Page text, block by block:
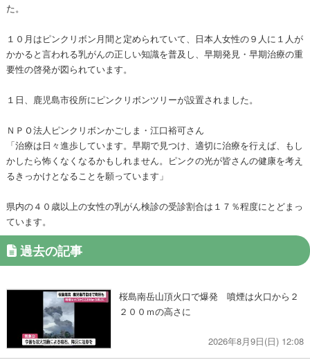
た。
１０月はピンクリボン月間と定められていて、日本人女性の９人に１人が
かかると言われる乳がんの正しい知識を普及し、早期発見・早期治療の重
要性の啓発が図られています。
１日、鹿児島市役所にピンクリボンツリーが設置されました。
ＮＰＯ法人ピンクリボンかごしま・江口裕可さん
「治療は日々進歩しています。早期で見つけ、適切に治療を行えば、もし
かしたら怖くなくなるかもしれません。ピンクの光が皆さんの健康を考え
るきっかけとなることを願っています」
県内の４０歳以上の女性の乳がん検診の受診割合は１７％程度にとどまっ
ています。
過去の記事
桜島南岳山頂火口で爆発 噴煙は火口から２
２００ｍの高さに
2026年8月9日(日) 12:08